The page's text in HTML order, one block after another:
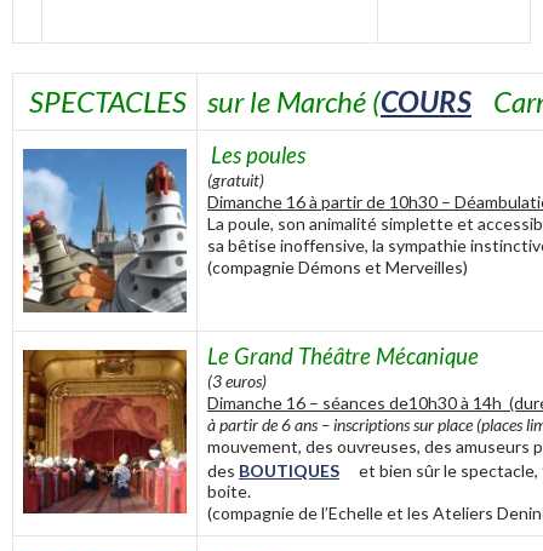
SPECTACLES sur le Marché (COURS
Les poules
(gratuit)
Dimanche 16 à partir de 10h30 –
La poule, son animalité simplette et
sa bêtise inoffensive, la sympathie
(compagnie Démons et Merveilles)
Le Grand Théâtre Mécanique
(3 euros)
Dimanche 16 – séances de10h30 à 14h
à partir de 6 ans – inscriptions sur place (places
mouvement, des ouvreuses, des amuseurs
des BOUTIQUES
et bien sûr le
boite.
(compagnie de l’Echelle et les Ateliers